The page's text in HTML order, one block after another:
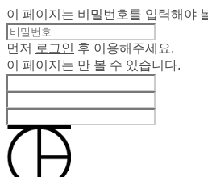
이 페이지는 비밀번호를 입력해야
먼저 로그인
후 이용해주세요.
이 페이지는 만 볼 수 있습니다.